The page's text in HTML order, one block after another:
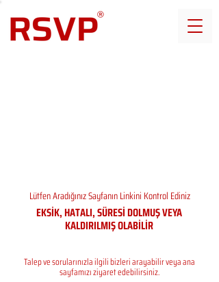
Lütfen Aradığınız Sayfanın Linkini Kontrol Ediniz
EKSİK, HATALI, SÜRESİ DOLMUŞ VEYA
KALDIRILMIŞ OLABİLİR
Talep ve sorularınızla ilgili bizleri arayabilir veya ana
sayfamızı ziyaret edebilirsiniz.